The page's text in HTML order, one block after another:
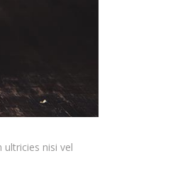
nisi vel